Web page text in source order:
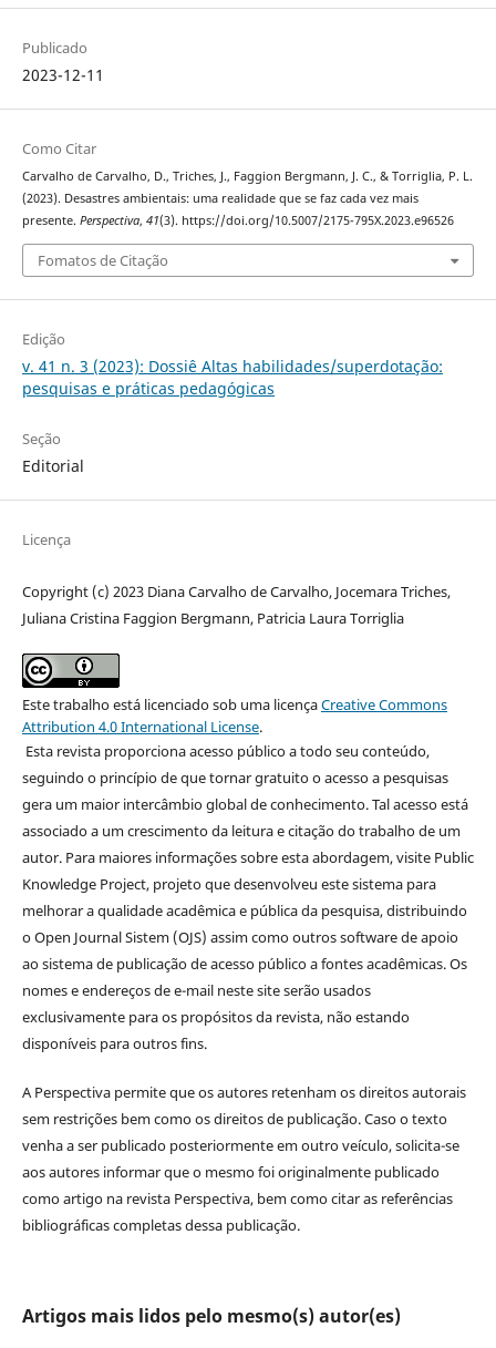
Publicado
2023-12-11
Como Citar
Carvalho de Carvalho, D., Triches, J., Faggion Bergmann, J. C., & Torriglia, P. L.
(2023). Desastres ambientais: uma realidade que se faz cada vez mais
presente. Perspectiva, 41(3). https://doi.org/10.5007/2175-795X.2023.e96526
Fomatos de Citação
Edição
v. 41 n. 3 (2023): Dossiê Altas habilidades/superdotação:
pesquisas e práticas pedagógicas
Seção
Editorial
Licença
Copyright (c) 2023 Diana Carvalho de Carvalho, Jocemara Triches,
Juliana Cristina Faggion Bergmann, Patricia Laura Torriglia
Este trabalho está licenciado sob uma licençaCreative Commons
Attribution 4.0 International License.
Esta revista proporciona acesso público a todo seu conteúdo,
seguindo o princípio de que tornar gratuito o acesso a pesquisas
gera um maior intercâmbio global de conhecimento. Tal acesso está
associado a um crescimento da leitura e citação do trabalho de um
autor. Para maiores informações sobre esta abordagem, visite Public
Knowledge Project, projeto que desenvolveu este sistema para
melhorar a qualidade acadêmica e pública da pesquisa, distribuindo
o Open Journal Sistem (OJS) assim como outros software de apoio
ao sistema de publicação de acesso público a fontes acadêmicas. Os
nomes e endereços de e-mail neste site serão usados
exclusivamente para os propósitos da revista, não estando
disponíveis para outros fins.
A Perspectiva permite que os autores retenham os direitos autorais
sem restrições bem como os direitos de publicação. Caso o texto
venha a ser publicado posteriormente em outro veículo, solicita-se
aos autores informar que o mesmo foi originalmente publicado
como artigo na revista Perspectiva, bem como citar as referências
bibliográficas completas dessa publicação.
Artigos mais lidos pelo mesmo(s) autor(es)